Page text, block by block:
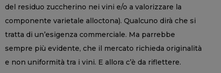
del residuo zuccherino nei vini e/o a valorizzare la
componente varietale alloctona). Qualcuno dirà che si
tratta di un’esigenza commerciale. Ma parrebbe
sempre più evidente, che il mercato richieda originalità
e non uniformità tra i vini. E allora c’è da riflettere.